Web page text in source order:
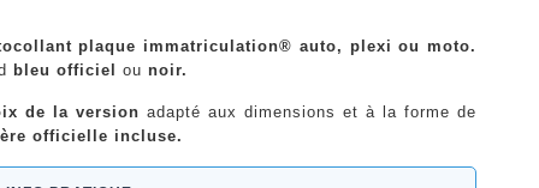
plaque immatriculation® auto, plexi ou moto.
bleu officiel ou noir.
de la version adapté aux dimensions et à la forme de
officielle incluse.